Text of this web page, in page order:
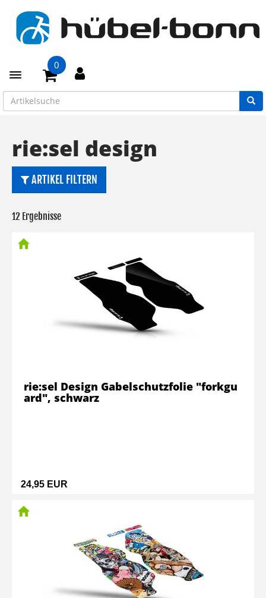
Toggle navigation
0
rie:sel design
ARTIKEL FILTERN
12 Ergebnisse
24,95 EUR
rie:sel Design Gabelschutzfolie "forkgu
ard", schwarz